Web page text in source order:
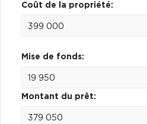
Coût de la propriété:
Mise de fonds:
Montant du prêt: